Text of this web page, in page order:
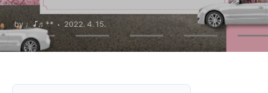
by ♩♪♬** 2022. 4. 15.